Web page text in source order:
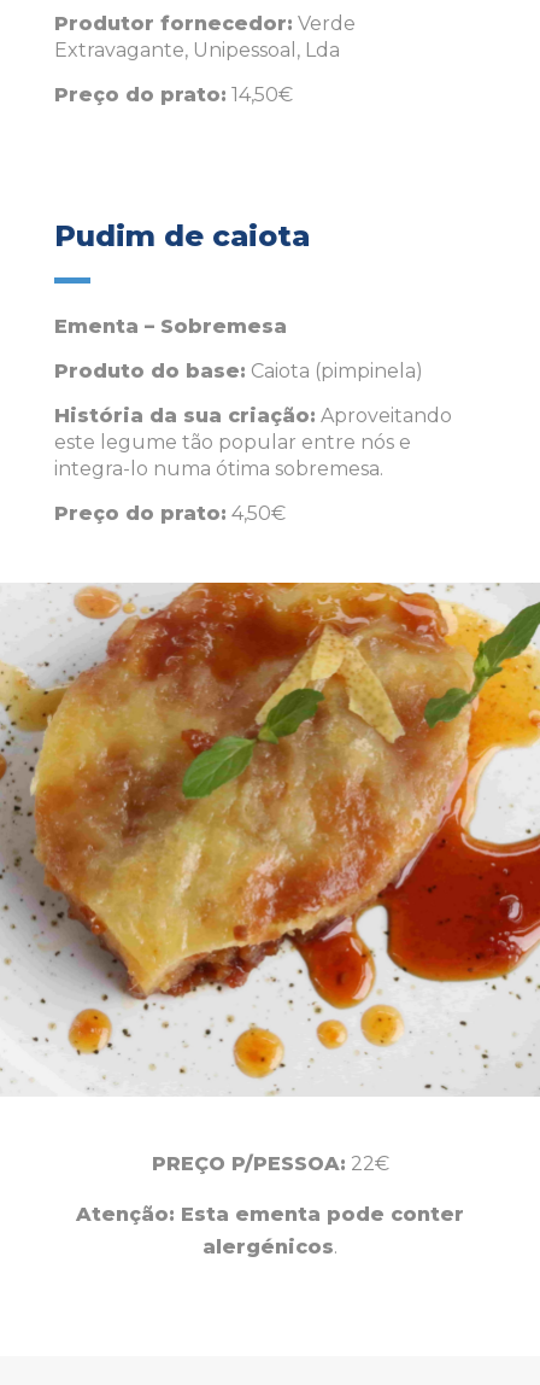
Produtor fornecedor: Verde
Extravagante, Unipessoal, Lda
Preço do prato: 14,50€
Pudim de caiota
Ementa – Sobremesa
Produto do base: Caiota (pimpinela)
História da sua criação: Aproveitando
este legume tão popular entre nós e
integra-lo numa ótima sobremesa.
Preço do prato: 4,50€
PREÇO P/PESSOA: 22€
Atenção: Esta ementa pode conter
alergénicos.